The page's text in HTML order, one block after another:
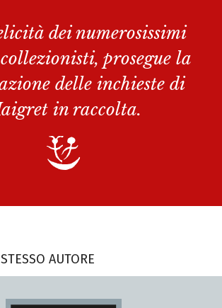
dei numerosissimi
prosegue la
delle inchieste di
in raccolta.
AUTORE